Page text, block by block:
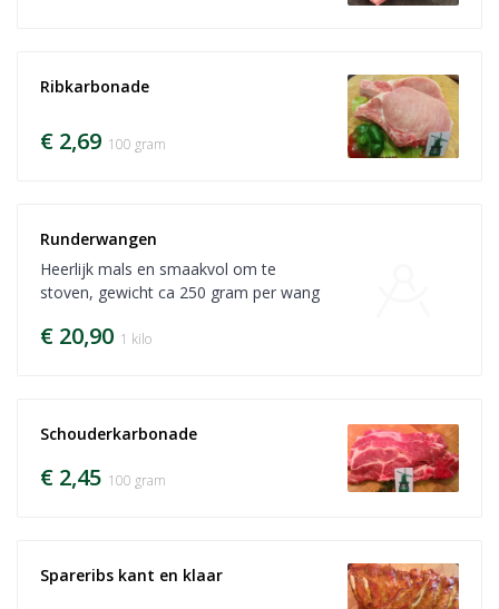
Ribkarbonade
€ 2,69 100 gram
Runderwangen
Heerlijk mals en smaakvol om te
stoven, gewicht ca 250 gram per wang
€ 20,90 1 kilo
Schouderkarbonade
€ 2,45 100 gram
Spareribs kant en klaar